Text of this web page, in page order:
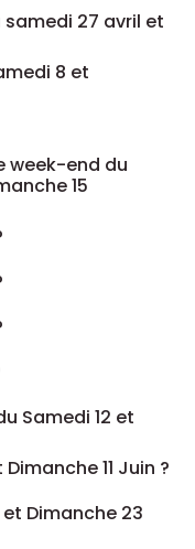
27 avril et
8 et
week-end du
15
Samedi 12 et
11 Juin ?
Dimanche 23